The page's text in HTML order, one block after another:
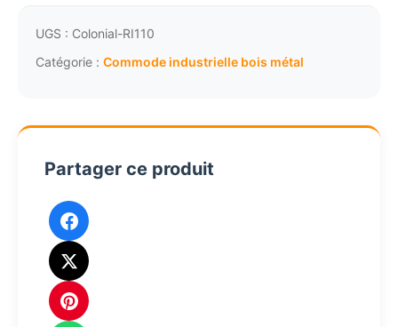
acier
bois
UGS : Colonial-RI110
Catégorie : Commode industrielle bois métal
Partager ce produit